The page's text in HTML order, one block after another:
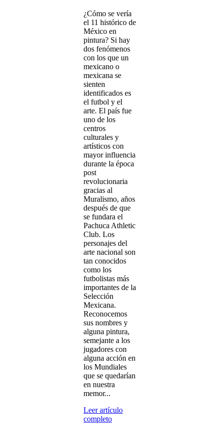
¿Cómo se vería
el 11 histórico de
México en
pintura? Si hay
dos fenómenos
con los que un
mexicano o
mexicana se
sienten
identificados es
el futbol y el
arte. El país fue
uno de los
centros
culturales y
artísticos con
mayor influencia
durante la época
post
revolucionaria
gracias al
Muralismo, años
después de que
se fundara el
Pachuca Athletic
Club. Los
personajes del
arte nacional son
tan conocidos
como los
futbolistas más
importantes de la
Selección
Mexicana.
Reconocemos
sus nombres y
alguna pintura,
semejante a los
jugadores con
alguna acción en
los Mundiales
que se quedarían
en nuestra
memor...
Leer artículo
completo